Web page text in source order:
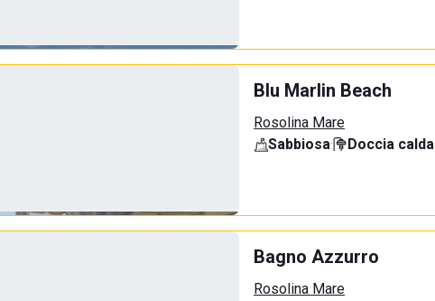
Blu Marlin Beach
Rosolina Mare
Sabbiosa· Doccia calda
Bagno Azzurro
Rosolina Mare